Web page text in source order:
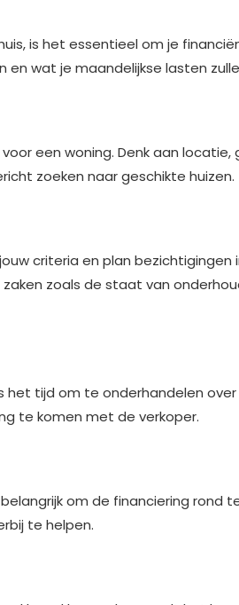
is het essentieel om je
en wat je maandelijkse lasten
een woning. Denk aan
zoeken naar geschikte huizen.
criteria en plan bezichtigingen
zoals de staat van
het tijd om te onderhandelen
te komen met de verkoper.
om de financiering rond
te helpen.